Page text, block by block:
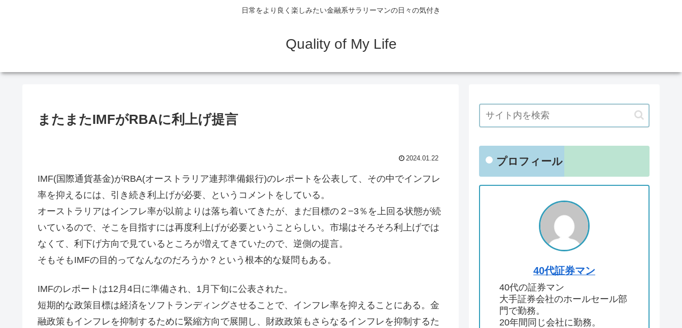
日常をより良く楽しみたい金融系サラリーマンの日々の気付き
Quality of My Life
またまたIMFがRBAに利上げ提言
2024.01.22
IMF(国際通貨基金)がRBA(オーストラリア連邦準備銀行)のレポートを公表して、その中でインフレ
率を抑えるには、引き続き利上げが必要、というコメントをしている。
オーストラリアはインフレ率が以前よりは落ち着いてきたが、まだ目標の２−3％を上回る状態が続
いているので、そこを目指すには再度利上げが必要ということらしい。市場はそろそろ利上げでは
なくて、利下げ方向で見ているところが増えてきていたので、逆側の提言。
そもそもIMFの目的ってなんなのだろうか？という根本的な疑問もある。
IMFのレポートは12月4日に準備され、1月下旬に公表された。
短期的な政策目標は経済をソフトランディングさせることで、インフレ率を抑えることにある。金
融政策もインフレを抑制するために緊縮方向で展開し、財政政策もさらなるインフレを抑制するた
プロフィール
40代証券マン
40代の証券マン
大手証券会社のホールセール部
門で勤務。
20年間同じ会社に勤務。